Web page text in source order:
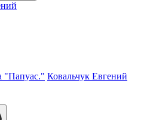
"Папуас." Ковальчук Евгений